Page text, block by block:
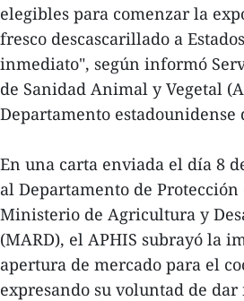
elegibles para comenzar la
fresco descascarillado a
inmediato", según informó
de Sanidad Animal y Vegetal
Departamento
En una carta enviada el día 8
al Departamento de Protección
Ministerio de Agricultura y
(MARD), el APHIS subrayó la
apertura de mercado para el
expresando su voluntad de